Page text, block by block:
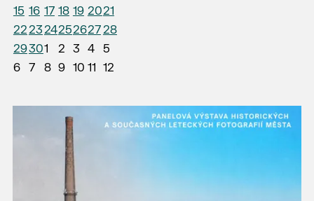
15 16 17 18 19 2021
22232425262728
29301 2 3 4
5
6
7 8 9 10 11 12